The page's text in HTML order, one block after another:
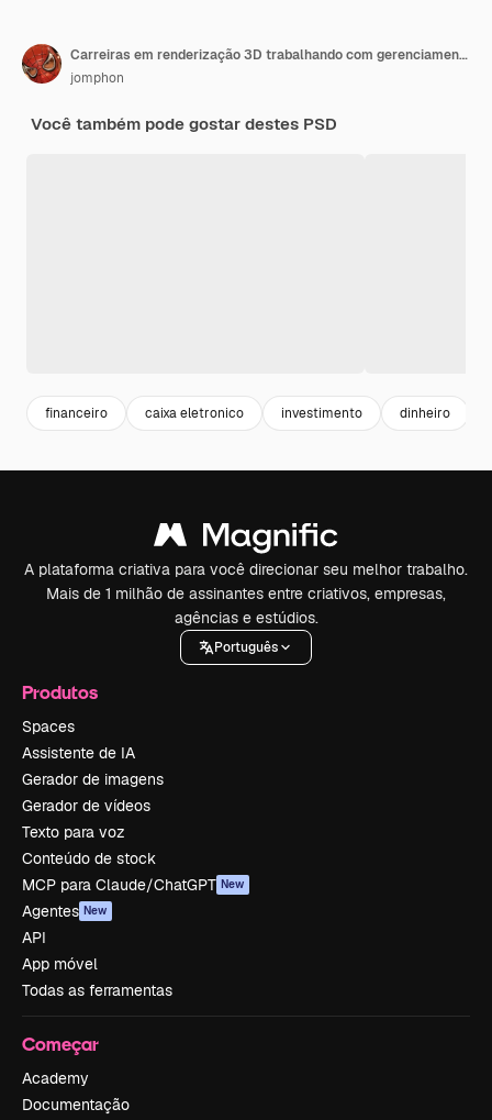
Carreiras em renderização 3D trabalhando com gerenciamento financeiro
jomphon
Você também pode gostar destes PSD
financeiro caixa eletronico investimento dinheiro
A plataforma criativa para você direcionar seu melhor trabalho.
Mais de 1 milhão de assinantes entre criativos, empresas,
agências e estúdios.
Português
Produtos
Spaces
Assistente de IA
Gerador de imagens
Gerador de vídeos
Texto para voz
Conteúdo de stock
MCP para Claude/ChatGPT New
Agentes New
API
App móvel
Todas as ferramentas
Começar
Academy
Documentação